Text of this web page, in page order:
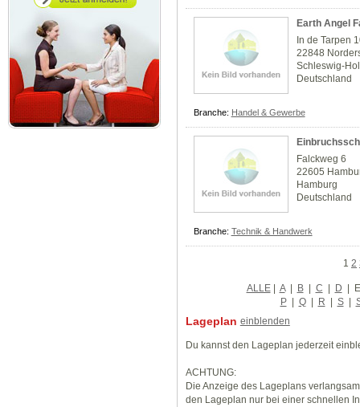
Earth Angel
In de Tarpen
22848
Schleswig-
Deutschland
Branche: Handel & Gewerbe
Falckweg 6
22605
Hamburg
Deutschland
Branche: Technik & Handwerk
1 2
ALLE| A | B | C | D | E
P | Q | R | S |
Lageplan einblenden
Du kannst den Lageplan jederzeit
ACHTUNG:
Die Anzeige des Lageplans
den Lageplan nur bei einer schnellen